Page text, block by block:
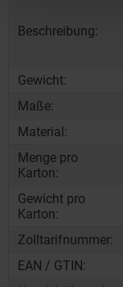
Beschreibung:
Gewicht:
Maße:
Material:
Menge pro
Karton:
Gewicht pro
Karton:
Zolltarifnummer:
EAN / GTIN: